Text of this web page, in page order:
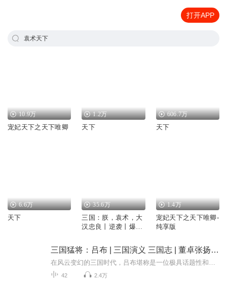
打开APP
袁术天下
10.9万
宠妃天下之天下唯卿
1.2万
天下
606.7万
天下
6.6万
天下
35.6万
三国：朕，袁术，大
汉忠良丨逆袭丨爆笑
有声剧
1.4万
宠妃天下之天下唯卿-
纯享版
三国猛将：吕布 | 三国演义 三国志 | 董卓张扬袁术曹操
42 2.4万